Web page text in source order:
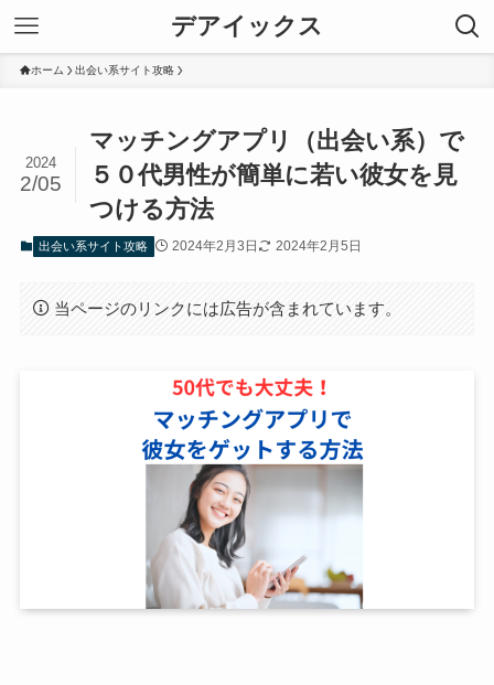
デアイックス
ホーム 出会い系サイト攻略
マッチングアプリ（出会い系）で
５０代男性が簡単に若い彼女を見
つける方法
2024
2/05
出会い系サイト攻略 2024年2月3日 2024年2月5日
当ページのリンクには広告が含まれています。